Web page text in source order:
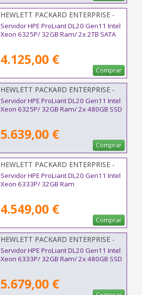
HEWLETT PACKARD ENTERPRISE -
P87462-425
Servidor HPE ProLiant DL20 Gen11 Intel
Xeon 6325P/ 32GB Ram/ 2x 2TB SATA
4.125,00 €
Comprar
HEWLETT PACKARD ENTERPRISE -
P87465-425
Servidor HPE ProLiant DL20 Gen11 Intel
Xeon 6325P/ 32GB Ram/ 2x 480GB SSD
5.639,00 €
Comprar
HEWLETT PACKARD ENTERPRISE -
P85574-425
Servidor HPE ProLiant DL20 Gen11 Intel
Xeon 6333P/ 32GB Ram
4.549,00 €
Comprar
HEWLETT PACKARD ENTERPRISE -
P87466-425
Servidor HPE ProLiant DL20 Gen11 Intel
Xeon 6333P/ 32GB Ram/ 2x 480GB SSD
5.679,00 €